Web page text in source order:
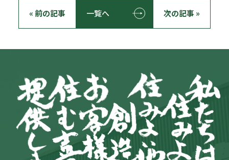
« 前の記事 一覧へ 次の記事 »